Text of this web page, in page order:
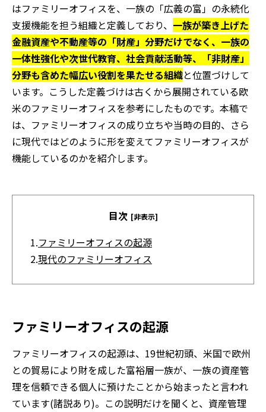
はファミリーオフィスを、一族の「広義の富」の永続化
支援機能を担う組織と定義しており、 一族が築き上げた
金融資産や不動産等の「財産」分野だけでなく、一族の
一体性強化や次世代教育、社会貢献活動等、「非財産」
分野も含めた幅広い役割を果たせる組織と位置づけして
います。こうした定義づけは古くから展開されている欧
米のファミリーオフィスを参考にしたものです。本稿で
は、ファミリーオフィスの成り立ちや当時の目的、さら
に現代ではどのように形を変えてファミリーオフィスが
機能しているのかを紹介します。
目次 [非表示]
1.ファミリーオフィスの起源
2.現代のファミリーオフィス
ファミリーオフィスの起源
ファミリーオフィスの起源は、19世紀初頭、米国で欧州
との貿易により財を成した富裕層一族が、一族の資産管
理を信頼できる個人に預けたことから始まったと言われ
ています(諸説あり)。この説明だけを聞くと、資産管理